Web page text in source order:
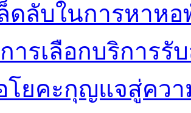
ดลับในการหาหอ
ารเลือกบริการรั
โยคะกุญแจสู่คว